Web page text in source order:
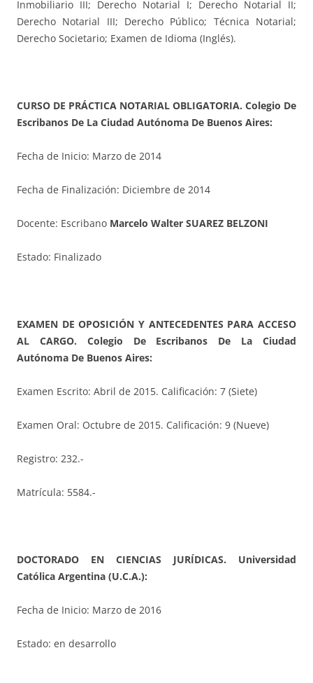
Inmobiliario III; Derecho Notarial I; Derecho Notarial II;
Derecho Notarial III; Derecho Público; Técnica Notarial;
Derecho Societario; Examen de Idioma (Inglés).
CURSO DE PRÁCTICA NOTARIAL OBLIGATORIA. Colegio De
Escribanos De La Ciudad Autónoma De Buenos Aires:
Fecha de Inicio: Marzo de 2014
Fecha de Finalización: Diciembre de 2014
Docente: Escribano Marcelo Walter SUAREZ BELZONI
Estado: Finalizado
EXAMEN DE OPOSICIÓN Y ANTECEDENTES PARA ACCESO
AL CARGO. Colegio De Escribanos De La Ciudad
Autónoma De Buenos Aires:
Examen Escrito: Abril de 2015. Calificación: 7 (Siete)
Examen Oral: Octubre de 2015. Calificación: 9 (Nueve)
Registro: 232.-
Matrícula: 5584.-
DOCTORADO EN CIENCIAS JURÍDICAS. Universidad
Católica Argentina (U.C.A.):
Fecha de Inicio: Marzo de 2016
Estado: en desarrollo